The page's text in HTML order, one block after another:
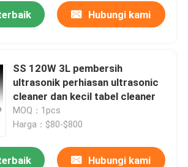
Hubungi kami
SS 120W 3L pembersih
ultrasonik perhiasan ultrasonic
cleaner dan kecil tabel cleaner
MOQ：1pcs
Harga：$80-$800
Hubungi kami